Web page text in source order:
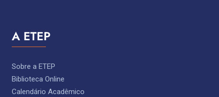
A ETEP
Sobre a ETEP
Biblioteca Online
Calendário Acadêmico